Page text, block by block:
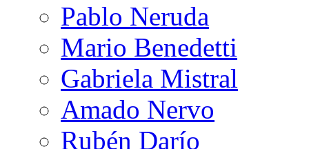
Pablo Neruda
Mario Benedetti
Gabriela Mistral
Amado Nervo
Rubén Darío